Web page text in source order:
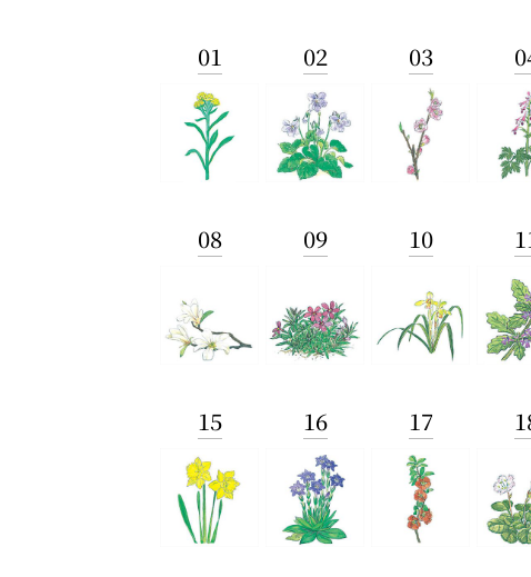
01 02 03
08 09 10
15 16 17